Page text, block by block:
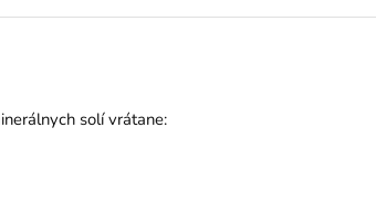
solí vrátane: